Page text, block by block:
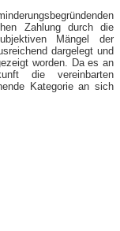
Zahlung durch die
Mängel der
dargelegt und
worden. Da es an
die vereinbarten
Kategorie an sich